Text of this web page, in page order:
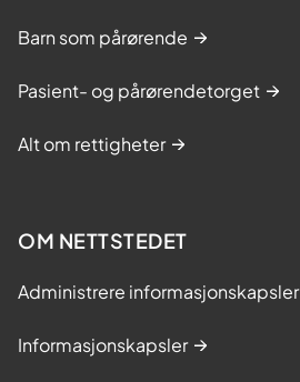
Barn som pårørende
Pasient- og pårørendetorget
Alt om rettigheter
OM NETTSTEDET
Administrere informasjonskapsler
Informasjonskapsler